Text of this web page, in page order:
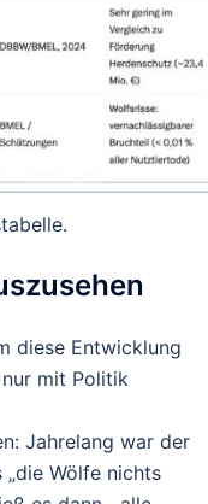
diese Entwicklung
mit Politik
Jahrelang war der
Wölfe nichts